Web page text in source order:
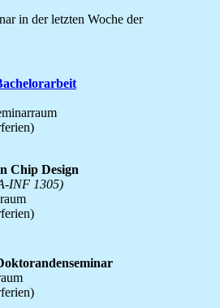
in der letzten Woche der
Chip Design
INF 1305)